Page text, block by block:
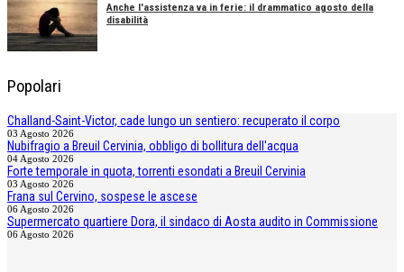
Anche l'assistenza va in ferie: il drammatico agosto della
disabilità
Popolari
Challand-Saint-Victor, cade lungo un sentiero: recuperato il corpo
03 Agosto 2026
Nubifragio a Breuil Cervinia, obbligo di bollitura dell'acqua
04 Agosto 2026
Forte temporale in quota, torrenti esondati a Breuil Cervinia
03 Agosto 2026
Frana sul Cervino, sospese le ascese
06 Agosto 2026
Supermercato quartiere Dora, il sindaco di Aosta audito in Commissione
06 Agosto 2026